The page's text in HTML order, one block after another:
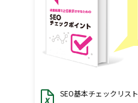
SEO基本チェックリスト